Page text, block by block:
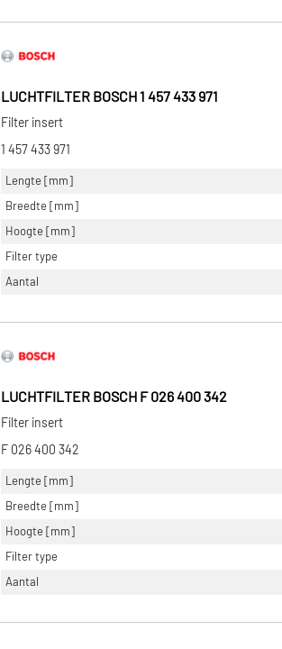
LUCHTFILTER BOSCH 1 457 433 971
Filter insert
1 457 433 971
Lengte [mm]
Breedte [mm]
Hoogte [mm]
Filter type
Aantal
LUCHTFILTER BOSCH F 026 400 342
Filter insert
F 026 400 342
Lengte [mm]
Breedte [mm]
Hoogte [mm]
Filter type
Aantal